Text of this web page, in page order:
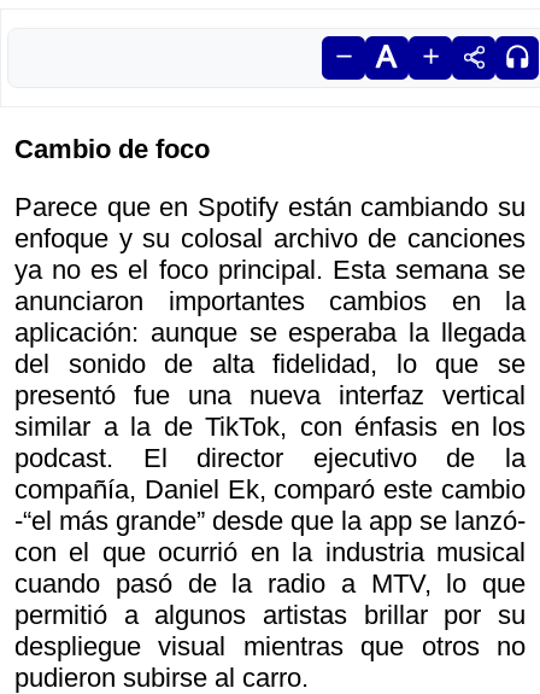
Cambio de foco
Parece que en Spotify están cambiando su
enfoque y su colosal archivo de canciones
ya no es el foco principal. Esta semana se
anunciaron importantes cambios en la
aplicación: aunque se esperaba la llegada
del sonido de alta fidelidad, lo que se
presentó fue una nueva interfaz vertical
similar a la de TikTok, con énfasis en los
podcast. El director ejecutivo de la
compañía, Daniel Ek, comparó este cambio
-“el más grande” desde que la app se lanzó-
con el que ocurrió en la industria musical
cuando pasó de la radio a MTV, lo que
permitió a algunos artistas brillar por su
despliegue visual mientras que otros no
pudieron subirse al carro.